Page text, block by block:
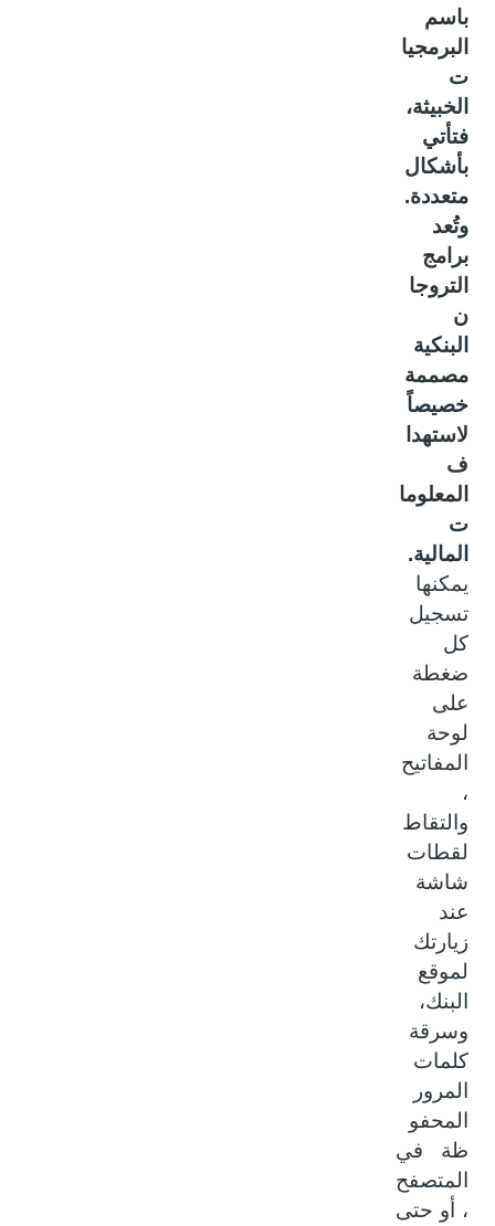
باسم
البرمجيا
ت
الخبيثة،
فتأتي
بأشكال
متعددة.
وتُعد
برامج
التروجا
البنكية
مصممة
خصيصاً
لاستهدا
ف
المعلوما
ت
المالية.
يمكنها
تسجيل
كل
ضغطة
على
لوحة
المفاتيح
والتقاط
لقطات
شاشة
عند
زيارتك
لموقع
البنك،
وسرقة
كلمات
المرور
المحفو
ظة في
المتصفح
، أو حتى